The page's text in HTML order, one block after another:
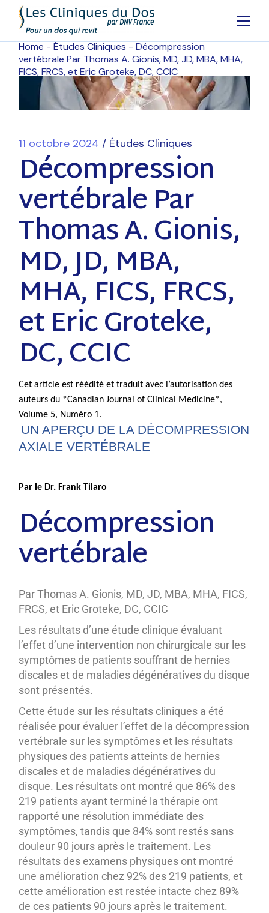
Home Études Cliniques
Décompression
vertébrale Par Thomas A. Gionis, MD, JD, MBA, MHA,
FICS, FRCS, et Eric Groteke, DC, CCIC
11 octobre 2024 Études Cliniques
Décompression
vertébrale Par
Thomas A. Gionis,
MD, JD, MBA,
MHA, FICS, FRCS,
et Eric Groteke,
DC, CCIC
Cet article est réédité et traduit avec l’autorisation des
auteurs du *Canadian Journal of Clinical Medicine*,
Volume 5, Numéro 1.
UN APERÇU DE LA DÉCOMPRESSION
AXIALE VERTÉBRALE
Par le Dr. Frank Tilaro
Décompression
vertébrale
Par Thomas A. Gionis, MD, JD, MBA, MHA, FICS,
FRCS, et Eric Groteke, DC, CCIC
Les résultats d’une étude clinique évaluant
l’effet d’une intervention non chirurgicale sur les
symptômes de patients souffrant de hernies
discales et de maladies dégénératives du disque
sont présentés.
Cette étude sur les résultats cliniques a été
réalisée pour évaluer l’effet de la décompression
vertébrale sur les symptômes et les résultats
physiques des patients atteints de hernies
discales et de maladies dégénératives du
disque. Les résultats ont montré que 86% des
219 patients ayant terminé la thérapie ont
rapporté une résolution immédiate des
symptômes, tandis que 84% sont restés sans
douleur 90 jours après le traitement. Les
résultats des examens physiques ont montré
une amélioration chez 92% des 219 patients, et
cette amélioration est restée intacte chez 89%
de ces patients 90 jours après le traitement.